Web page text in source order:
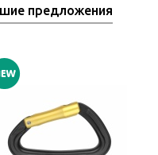
предложения